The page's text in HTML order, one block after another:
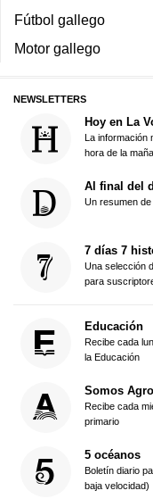
Fútbol gallego
Motor gallego
NEWSLETTERS
Hoy en La
La información
hora de la
Al final del
Un resumen
7 días 7
Una selección
para
Educación
Recibe cada
la Educación
Somos Agro
Recibe cada
primario
5 océanos
Boletín diario
baja velocidad)